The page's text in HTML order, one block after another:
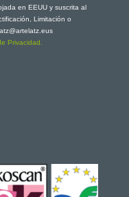
en EEUU y suscrita al
Limitación o
Privacidad.